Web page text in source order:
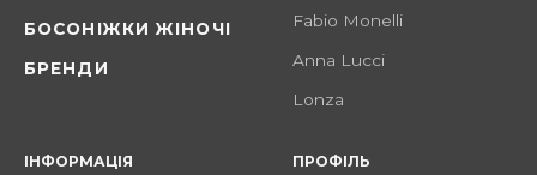
БОСОНІЖКИ ЖІНОЧІ
БРЕНДИ
Fabio Monelli
Anna Lucci
Lonza
ІНФОРМАЦІЯ ПРОФІЛЬ